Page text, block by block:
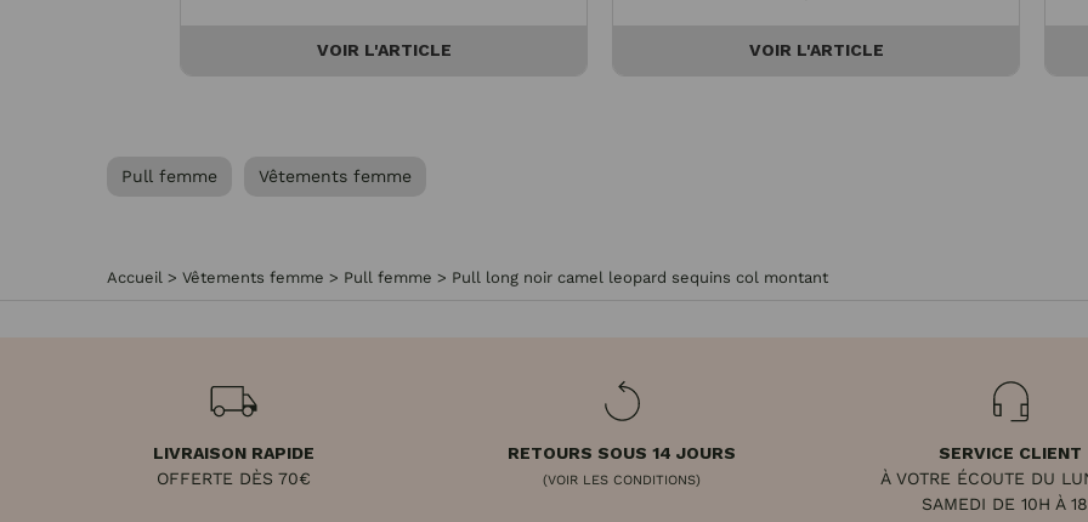
VOIR L'ARTICLE VOIR L'ARTICLE
Pull femme Vêtements femme
Accueil > Vêtements femme > Pull femme > Pull long noir camel leopard sequins col montant
LIVRAISON RAPIDE
OFFERTE DÈS 70€
RETOURS SOUS 14 JOURS
(VOIR LES CONDITIONS)
SERVICE CLIENT
À VOTRE ÉCOUTE DU
SAMEDI DE 10H À